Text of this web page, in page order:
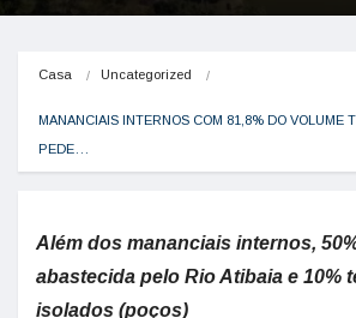
Casa Uncategorized
MANANCIAIS INTERNOS COM 81,8% DO VOLUME
PEDE…
Além dos mananciais internos,
abastecida pelo Rio Atibaia e 10%
isolados (poços)